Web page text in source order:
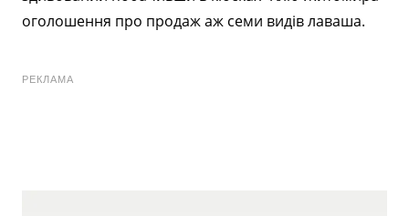
оголошення про продаж аж семи видів лаваша.
РЕКЛАМА